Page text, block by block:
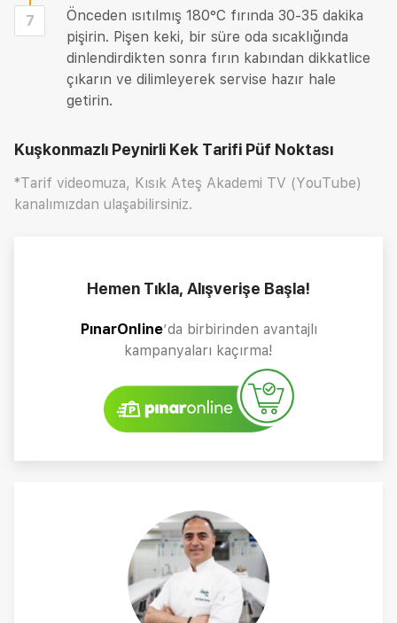
7
Önceden ısıtılmış 180°C fırında 30-35 dakika
pişirin. Pişen keki, bir süre oda sıcaklığında
dinlendirdikten sonra fırın kabından dikkatlice
çıkarın ve dilimleyerek servise hazır hale
getirin.
Kuşkonmazlı Peynirli Kek Tarifi Püf Noktası
*Tarif videomuza, Kısık Ateş Akademi TV (YouTube)
kanalımızdan ulaşabilirsiniz.
Hemen Tıkla, Alışverişe Başla!
PınarOnline’da birbirinden avantajlı
kampanyaları kaçırma!